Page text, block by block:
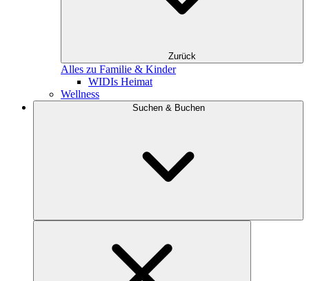
Zurück
Alles zu Familie & Kinder
WIDIs Heimat
Wellness
Suchen & Buchen